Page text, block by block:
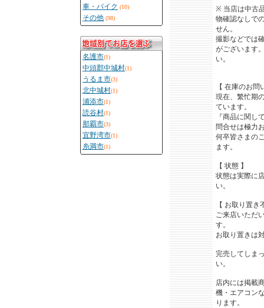
車・バイク (10)
その他 (98)
名護市(1)
中頭郡中城村(1)
うるま市(3)
北中城村(1)
浦添市(1)
読谷村(1)
那覇市(3)
宜野湾市(1)
糸満市(1)
※ 当店は中古
物確認なしで
せん。
撮影などでは
がございます
い。
【 在庫のお
現在、繁忙期
ています。
『商品に関し
問合せは極力
何卒皆さまの
ます。
【 状態 】
状態は実際に
い。
【 お取り置き
ご来店いただ
す。
お取り置きは
完売してしま
い。
店内には掲載
機・エアコン
ります。